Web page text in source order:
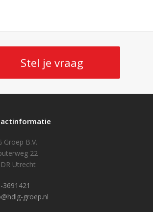
Stel je vraag
Groep B.V.
22
Utrecht
3691421
groep.nl